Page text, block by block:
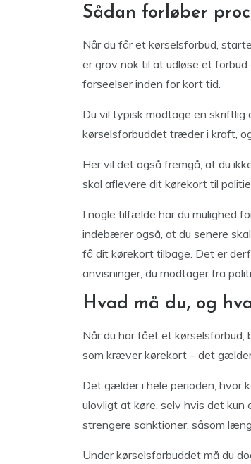
Sådan forløber
Når du får et kørselsforbud,
er grov nok til at udløse et
forseelser inden for kort tid.
Du vil typisk modtage en
kørselsforbuddet træder i kraft,
Her vil det også fremgå, at du
skal aflevere dit kørekort til
I nogle tilfælde har du mulighed
indebærer også, at du senere
få dit kørekort tilbage. Det er
anvisninger, du modtager fra
Hvad må du, og
Når du har fået et
som kræver kørekort – det
Det gælder i hele perioden, hvor
ulovligt at køre, selv hvis det
strengere sanktioner, såsom
Under kørselsforbuddet må du